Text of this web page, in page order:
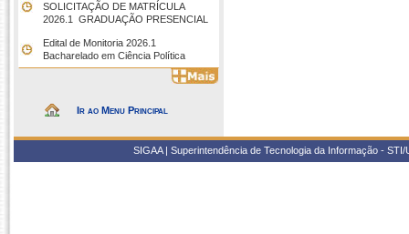
SOLICITAÇÃO DE MATRÍCULA
2026.1  GRADUAÇÃO PRESENCIAL
Edital de Monitoria 2026.1 
Bacharelado em Ciência Política
Ir ao Menu Principal
SIGAA | Superintendência de Tecnologia da Informação -